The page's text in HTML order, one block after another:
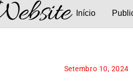
Início
Setembro 10, 2024